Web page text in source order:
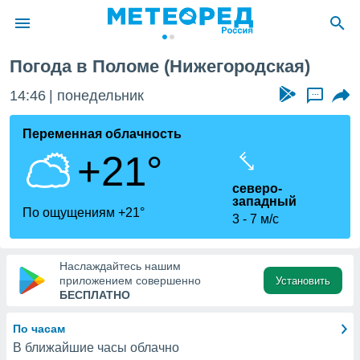
о
Вы можете
к этому
доступ
Погода в Поломе (Нижегородская)
14:46 понедельник ...
Переменная облачность
+21°
По ощущениям +21°
северо-
западный
3
7 м/с
Наслаждайтесь нашим
приложением совершенно
БЕСПЛАТНО
Установить
По часам
В ближайшие часы облачно